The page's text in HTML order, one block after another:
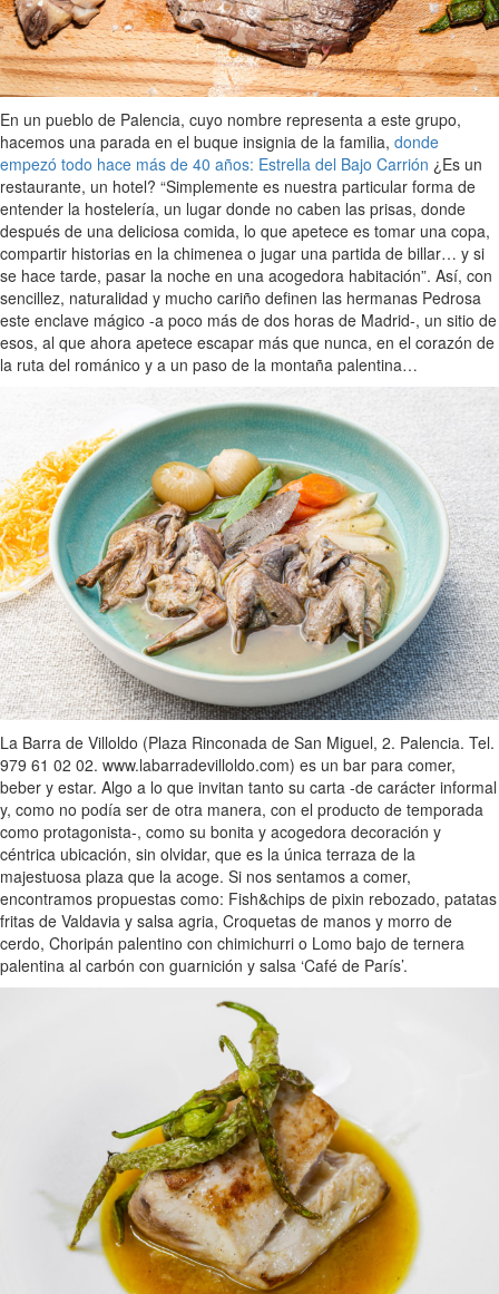
En un pueblo de Palencia, cuyo nombre representa a este grupo,
hacemos una parada en el buque insignia de la familia, donde
empezó todo hace más de 40 años: Estrella del Bajo Carrión ¿Es un
restaurante, un hotel? “Simplemente es nuestra particular forma de
entender la hostelería, un lugar donde no caben las prisas, donde
después de una deliciosa comida, lo que apetece es tomar una copa,
compartir historias en la chimenea o jugar una partida de billar… y si
se hace tarde, pasar la noche en una acogedora habitación”. Así, con
sencillez, naturalidad y mucho cariño definen las hermanas Pedrosa
este enclave mágico -a poco más de dos horas de Madrid-, un sitio de
esos, al que ahora apetece escapar más que nunca, en el corazón de
la ruta del románico y a un paso de la montaña palentina…
La Barra de Villoldo (Plaza Rinconada de San Miguel, 2. Palencia. Tel.
979 61 02 02. www.labarradevilloldo.com) es un bar para comer,
beber y estar. Algo a lo que invitan tanto su carta -de carácter informal
y, como no podía ser de otra manera, con el producto de temporada
como protagonista-, como su bonita y acogedora decoración y
céntrica ubicación, sin olvidar, que es la única terraza de la
majestuosa plaza que la acoge. Si nos sentamos a comer,
encontramos propuestas como: Fish&chips de pixin rebozado, patatas
fritas de Valdavia y salsa agria, Croquetas de manos y morro de
cerdo, Choripán palentino con chimichurri o Lomo bajo de ternera
palentina al carbón con guarnición y salsa ‘Café de París’.